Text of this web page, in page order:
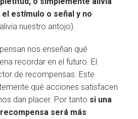
el estímulo o señal y no
nuestro antojo).
nos enseñan qué
recordar en el futuro. El
de recompensas. Este
qué acciones satisfacen
dan placer. Por tanto si una
será más